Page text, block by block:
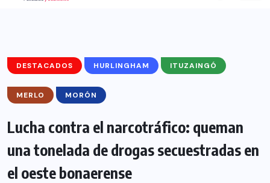
DESTACADOS HURLINGHAM ITUZAINGÓ
MERLO MORÓN
Lucha contra el narcotráfico: queman
una tonelada de drogas secuestradas en
el oeste bonaerense